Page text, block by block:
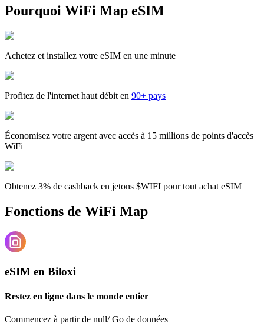
Pourquoi WiFi Map eSIM
Achetez et installez votre eSIM en une minute
Profitez de l'internet haut débit en 90+ pays
Économisez votre argent avec accès à 15 millions de points d'accès
WiFi
Obtenez 3% de cashback en jetons $WIFI pour tout achat eSIM
Fonctions de WiFi Map
eSIM en Biloxi
Restez en ligne dans le monde entier
Commencez à partir de null/ Go de données